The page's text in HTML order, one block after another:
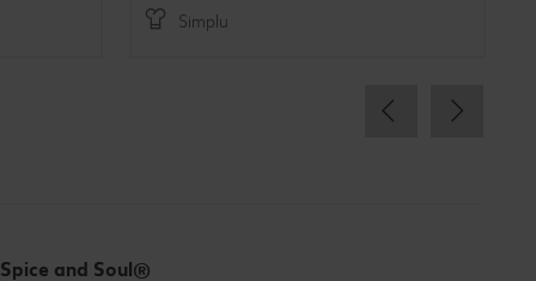
Simplu
Spice and Soul®